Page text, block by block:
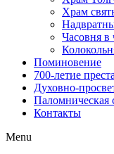
Храм
Часовня в
Поминовение
700-летие
Духовно-
Паломническая
Контакты
Menu